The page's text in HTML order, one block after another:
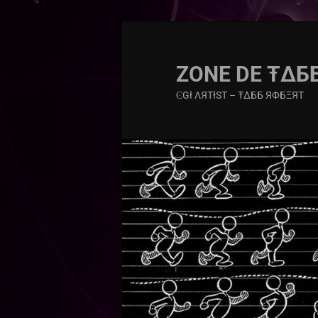
ZONE DE
ϾGł ΛЯTłST – Ŧ∆ББ ЯФБΞЯT